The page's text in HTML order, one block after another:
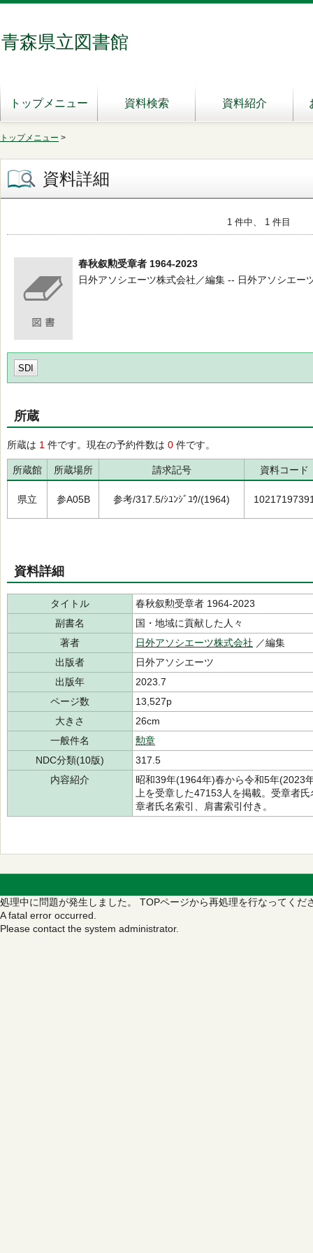
青森県立図書館
トップメニュー 資料検索 資料紹介
トップメニュー >
資料詳細
1 件中、 1 件目
春秋叙勲受章者 1964-2023
日外アソシエーツ株式会社／編集 -- 日外アソシエー
SDI
所蔵
所蔵は 1 件です。現在の予約件数は 0 件です。
所蔵館 所蔵場所 請求記号 資料コード
県立 参A05B 参考/317.5/ｼﾕﾝｼﾞﾕｳ/(1964)
資料詳細
タイトル
春秋叙勲受章者 1964-2023
副書名
国・地域に貢献した人々
著者
日外アソシエーツ株式会社 ／編集
出版者
日外アソシエーツ
出版年
2023.7
ページ数
13,527p
大きさ
26cm
一般件名
勲章
NDC分類(10版)
317.5
内容紹介
昭和39年(1964年)春から令和5年(2023
上を受章した47153人を掲載。受章者
章者氏名索引、肩書索引付き。
処理中に問題が発生しました。 TOPページから再処理を行なってくだ
A fatal error occurred.
Please contact the system administrator.